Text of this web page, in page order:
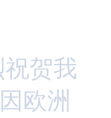
祝贺我
欧洲